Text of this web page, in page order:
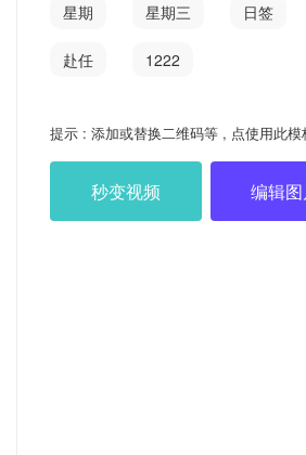
星期 星期三 日签
赴任 1222
提示 : 添加或替换二维码等 , 点使用此模
秒变视频 编辑